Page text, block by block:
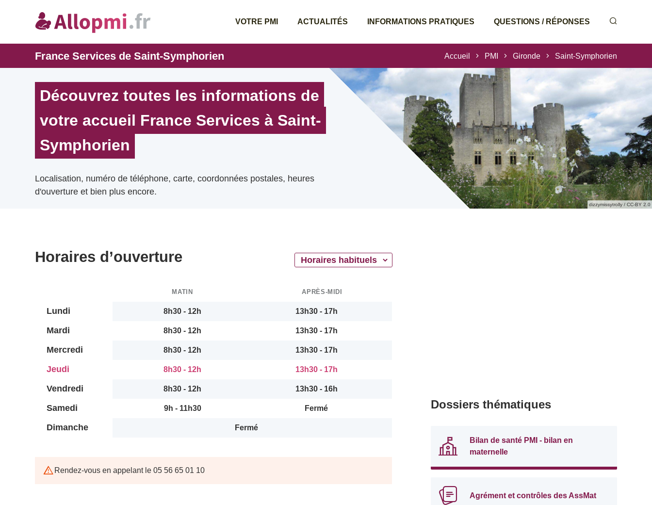
VOTRE PMI ACTUALITÉS INFORMATIONS PRATIQUES QUESTIONS / RÉPONSES
France Services de Saint-Symphorien Accueil PMI Gironde Saint-Symphorien
dizzymissytrolly / CC-BY 2.0
Découvrez toutes les informations de
votre accueil France Services à Saint-
Symphorien
Localisation, numéro de téléphone, carte, coordonnées postales, heures
d'ouverture et bien plus encore.
Horaires d’ouverture
MATIN APRÈS-MIDI
Lundi 8h30 - 12h 13h30 - 17h
Mardi 8h30 - 12h 13h30 - 17h
Mercredi 8h30 - 12h 13h30 - 17h
Jeudi 8h30 - 12h 13h30 - 17h
Vendredi 8h30 - 12h 13h30 - 16h
Samedi 9h - 11h30 Fermé
Dimanche Fermé
Rendez-vous en appelant le 05 56 65 01 10
Dossiers thématiques
Bilan de santé PMI - bilan en
maternelle
Agrément et contrôles des AssMat